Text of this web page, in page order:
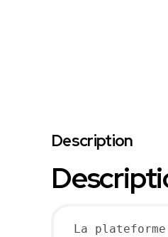
Description
La